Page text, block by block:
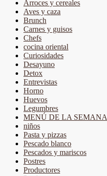
Arroces y cereales
Aves y caza
Brunch
Carnes y guisos
Chefs
cocina oriental
Curiosidades
Desayuno
Detox
Entrevistas
Horno
Huevos
Legumbres
MENÚ DE LA SEMANA
niños
Pasta y pizzas
Pescado blanco
Pescados y mariscos
Postres
Productores